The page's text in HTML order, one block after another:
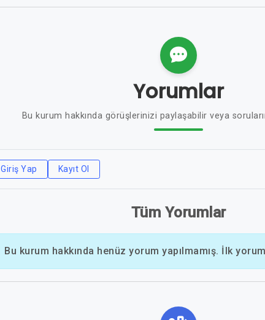
Yorumlar
Bu kurum hakkında görüşlerinizi paylaşabilir veya
Giriş Yap Kayıt Ol
Tüm Yorumlar
Bu kurum hakkında henüz yorum yapılmamış. İlk